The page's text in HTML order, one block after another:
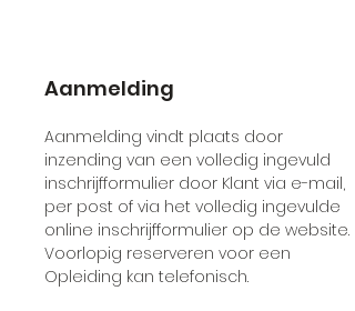
Aanmelding
Aanmelding vindt plaats door
inzending van een volledig ingevuld
inschrijfformulier door Klant via e-mail,
per post of via het volledig ingevulde
online inschrijfformulier op de website.
Voorlopig reserveren voor een
Opleiding kan telefonisch.